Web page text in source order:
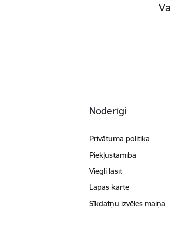
Noderīgi
Privātuma politika
Piekļūstamība
Viegli lasīt
Lapas karte
Sīkdatņu izvēles maiņa